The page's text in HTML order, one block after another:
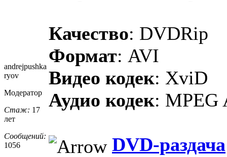
andrejpushka
ryov
Модератор
Стаж: 17
лет
Сообщений:
1056
Качество: DVDRip
Формат: AVI
Видео кодек: XviD
Аудио кодек: MPEG
DVD-раздача